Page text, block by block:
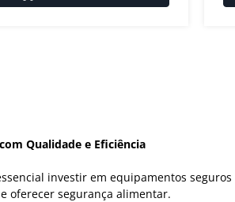
Qualidade e Eficiência
investir em equipamentos
oferecer segurança alimentar.